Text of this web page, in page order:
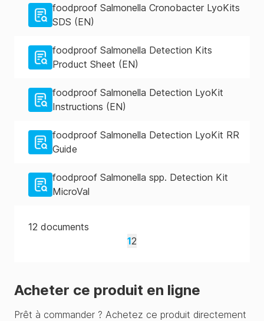
foodproof Salmonella Cronobacter LyoKits
SDS (EN)
foodproof Salmonella Detection Kits
Product Sheet (EN)
foodproof Salmonella Detection LyoKit
Instructions (EN)
foodproof Salmonella Detection LyoKit RR
Guide
foodproof Salmonella spp. Detection Kit
MicroVal
12 documents
12
Acheter ce produit en ligne
Prêt à commander ? Achetez ce produit directement